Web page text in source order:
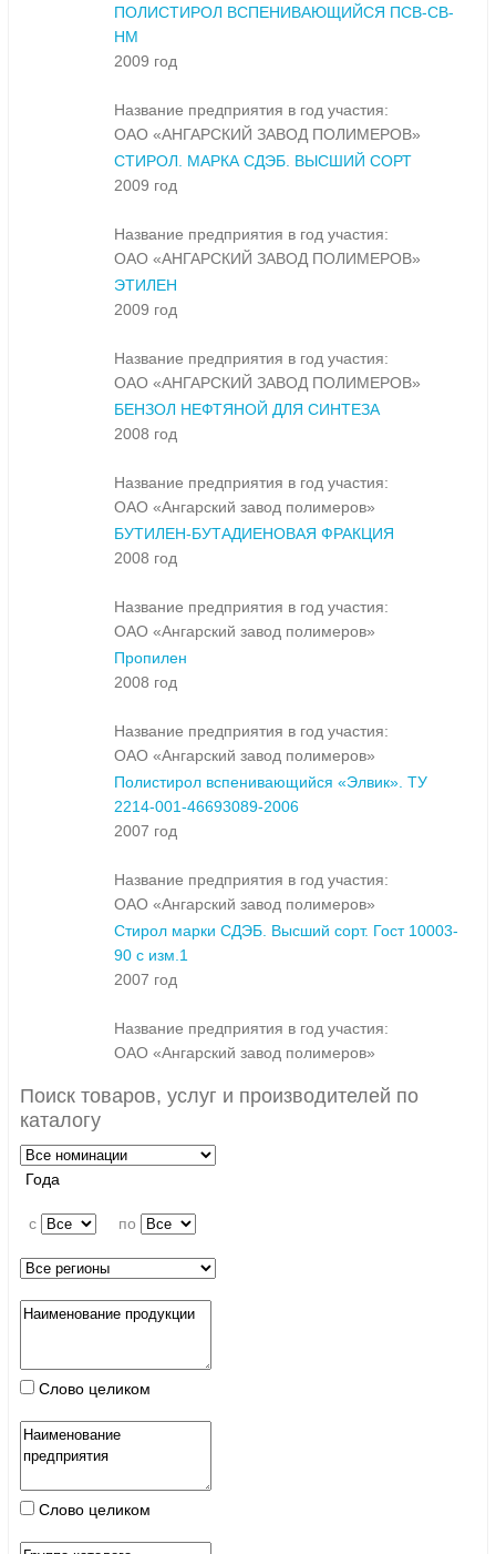
ПОЛИСТИРОЛ ВСПЕНИВАЮЩИЙСЯ ПСВ-СВ-
НМ
2009 год
Название предприятия в год участия:
ОАО «АНГАРСКИЙ ЗАВОД ПОЛИМЕРОВ»
СТИРОЛ. МАРКА СДЭБ. ВЫСШИЙ СОРТ
2009 год
Название предприятия в год участия:
ОАО «АНГАРСКИЙ ЗАВОД ПОЛИМЕРОВ»
ЭТИЛЕН
2009 год
Название предприятия в год участия:
ОАО «АНГАРСКИЙ ЗАВОД ПОЛИМЕРОВ»
БЕНЗОЛ НЕФТЯНОЙ ДЛЯ СИНТЕЗА
2008 год
Название предприятия в год участия:
ОАО «Ангарский завод полимеров»
БУТИЛЕН-БУТАДИЕНОВАЯ ФРАКЦИЯ
2008 год
Название предприятия в год участия:
ОАО «Ангарский завод полимеров»
Пропилен
2008 год
Название предприятия в год участия:
ОАО «Ангарский завод полимеров»
Полистирол вспенивающийся «Элвик». ТУ
2214-001-46693089-2006
2007 год
Название предприятия в год участия:
ОАО «Ангарский завод полимеров»
Стирол марки СДЭБ. Высший сорт. Гост 10003-
90 с изм.1
2007 год
Название предприятия в год участия:
ОАО «Ангарский завод полимеров»
Поиск товаров, услуг и производителей по
каталогу
Года
c по
Слово целиком
Слово целиком